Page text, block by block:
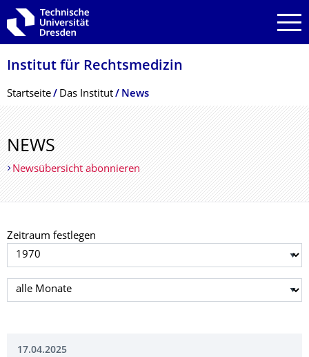
Zur Hauptnavigation springen
Zur Suche springen
Zum Inhalt springen
Institut für Rechtsmedizin
Breadcrumb-Menü
Startseite Das Institut News
NEWS
Newsübersicht abonnieren
Zeitraum festlegen
Jahr auswählen
Monat auswählen
17.04.2025